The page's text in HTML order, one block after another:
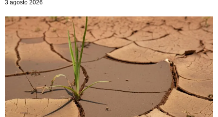
3 agosto 2026